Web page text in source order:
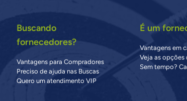
Buscando
fornecedores?
Vantagens para Compradores
Preciso de ajuda nas Buscas
Quero um atendimento VIP
É um
Vantagens em
Veja as opções
Sem tempo?